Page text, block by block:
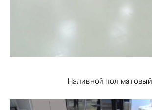
Наливной пол матовый